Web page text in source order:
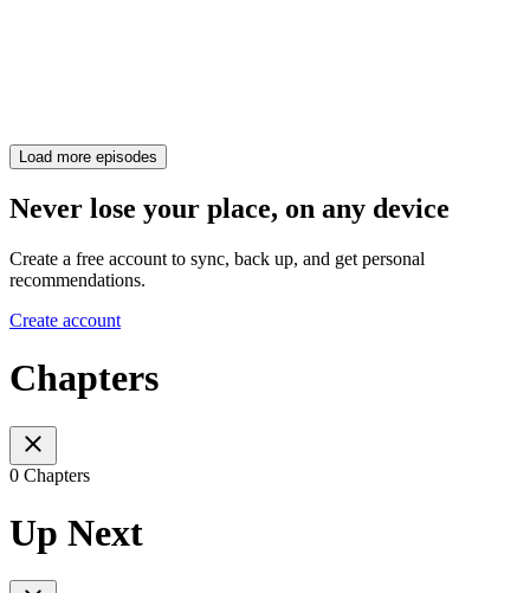
Load more episodes
Never lose your place, on any device
Create a free account to sync, back up, and get personal
recommendations.
Create account
Chapters
0 Chapters
Up Next